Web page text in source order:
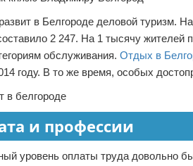
в Белгороде деловой туризм.
2 247. На 1 тысячу жителей
обслуживания. Отдых в
году. В то же время, особых
и профессии
уровень оплаты труда довольно